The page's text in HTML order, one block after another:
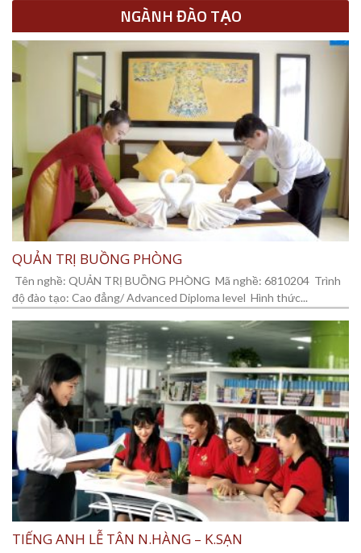
NGÀNH ĐÀO TẠO
QUẢN TRỊ BUỒNG PHÒNG
Tên nghề: QUẢN TRỊ BUỒNG PHÒNG Mã nghề: 6810204 Trình
độ đào tạo: Cao đẳng/ Advanced Diploma level Hình thức...
TIẾNG ANH LỄ TÂN N.HÀNG – K.SẠN